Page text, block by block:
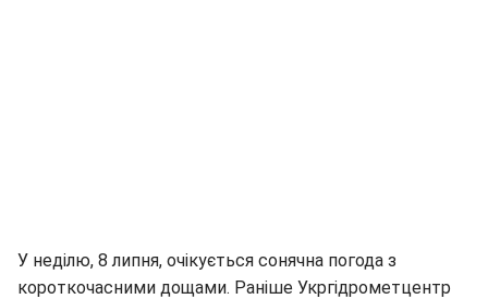
У неділю, 8 липня, очікується сонячна погода з
короткочасними дощами. Раніше Укргідрометцентр